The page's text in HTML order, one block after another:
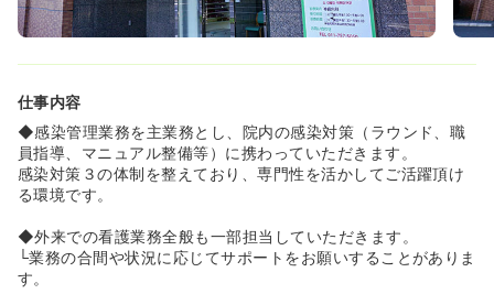
仕事内容
◆感染管理業務を主業務とし、院内の感染対策（ラウンド、職
員指導、マニュアル整備等）に携わっていただきます。
感染対策３の体制を整えており、専門性を活かしてご活躍頂け
る環境です。
◆外来での看護業務全般も一部担当していただきます。
└業務の合間や状況に応じてサポートをお願いすることがありま
す。